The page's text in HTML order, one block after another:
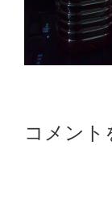
Reader
コメント